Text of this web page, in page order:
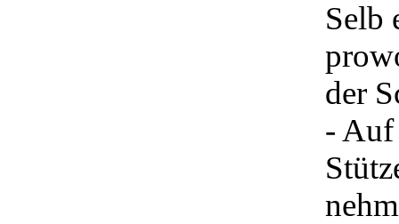
Selb
der
- Auf